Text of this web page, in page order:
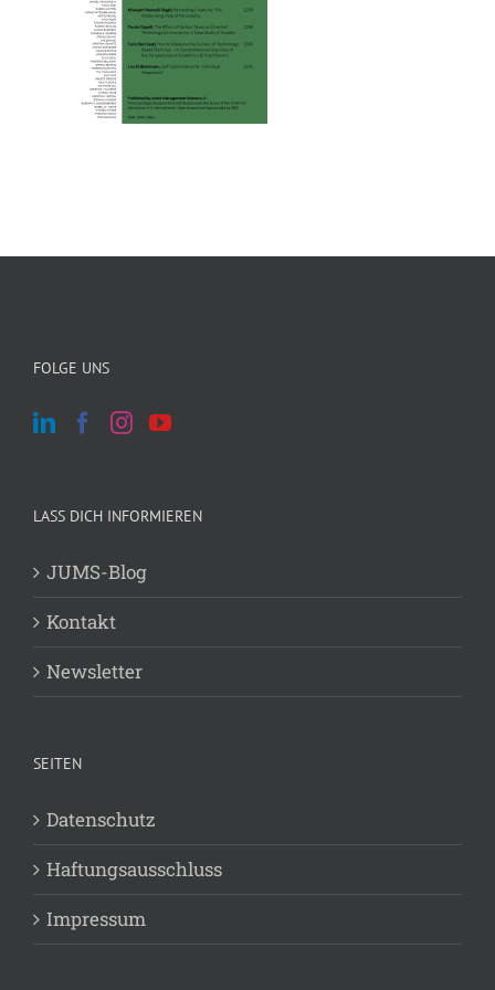
FOLGE UNS
LASS DICH INFORMIEREN
JUMS-Blog
Kontakt
Newsletter
SEITEN
Datenschutz
Haftungsausschluss
Impressum